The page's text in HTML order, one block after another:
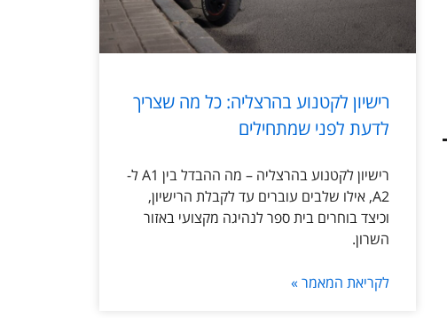
רישיון לקטנוע בהרצליה: כל מה שצריך
לדעת לפני שמתחילים
רישיון לקטנוע בהרצליה – מה ההבדל בין A1 ל-
A2, אילו שלבים עוברים עד לקבלת הרישיון,
וכיצד בוחרים בית ספר לנהיגה מקצועי באזור
השרון.
לקריאת המאמר »